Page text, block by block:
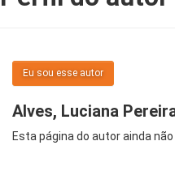
Eu sou esse autor
Alves, Luciana
Esta página do autor ainda